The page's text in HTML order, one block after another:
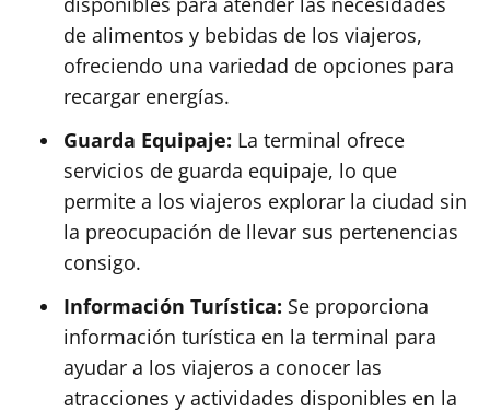
de alimentos y bebidas de los viajeros,
ofreciendo una variedad de opciones para
recargar energías.
Guarda Equipaje: La terminal ofrece
servicios de guarda equipaje, lo que
permite a los viajeros explorar la ciudad sin
la preocupación de llevar sus pertenencias
consigo.
Información Turística: Se proporciona
información turística en la terminal para
ayudar a los viajeros a conocer las
atracciones y actividades disponibles en la